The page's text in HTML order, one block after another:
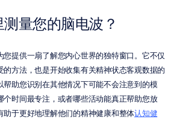
量您的脑电波？
提供一扇了解您内心世界的独特窗口。它不仅
的方法，也是开始收集有关精神状态客观数据的
帮助您识别在其他情况下可能不会注意到的模
个时间最专注，或者哪些活动能真正帮助您放
助于更好地理解他们的精神健康和整体认知健